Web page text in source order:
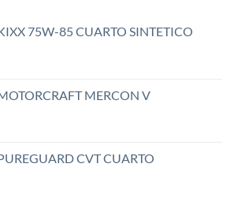
75W-85 CUARTO SINTETICO
MERCON V
CVT CUARTO